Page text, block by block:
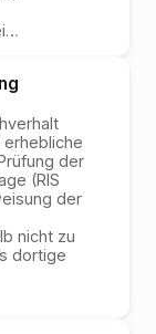
…
der
(RIS
der
nicht zu
dortige